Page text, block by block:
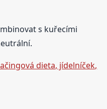
s kuřecími
dieta, jídelníček,